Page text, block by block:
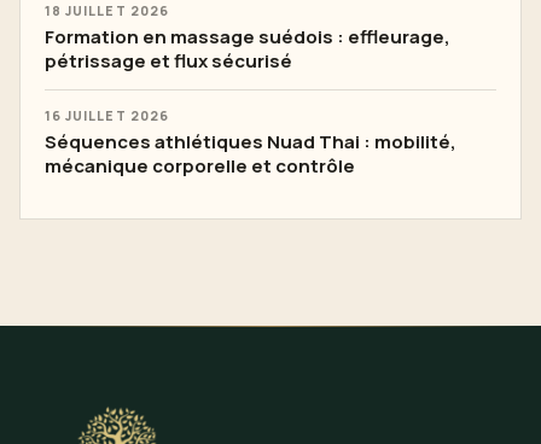
18 JUILLET 2026
Formation en massage suédois : effleurage,
pétrissage et flux sécurisé
16 JUILLET 2026
Séquences athlétiques Nuad Thai : mobilité,
mécanique corporelle et contrôle